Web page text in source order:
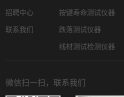
招聘中心
联系我们
按键寿命测试仪器
跌落测试仪器
线材测试检测仪器
微信扫一扫，联系我们